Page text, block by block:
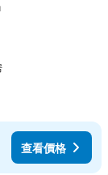
查看價格
查看價格